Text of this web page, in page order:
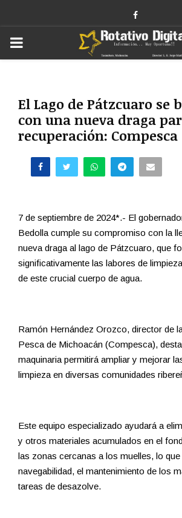
Facebook
PRIMARY
El Lago de Pátzcuaro se
con una nueva draga
recuperación: Compesca
7 de septiembre de 2024*.- El
Bedolla cumple su compromiso con la
nueva draga al lago de Pátzcuaro, que
significativamente las labores de
de este crucial cuerpo de agua.
Ramón Hernández Orozco, director de
Pesca de Michoacán (Compesca),
maquinaria permitirá ampliar y mejorar
limpieza en diversas comunidades
Este equipo especializado ayudará a
y otros materiales acumulados en el
las zonas cercanas a los muelles, lo
navegabilidad, el mantenimiento de los
tareas de desazolve.